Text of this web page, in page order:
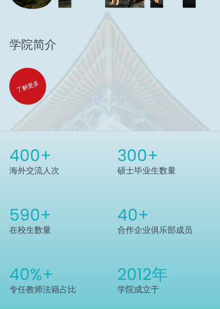
学院简介
了解更多
400+
海外交流人次
300+
硕士毕业生数量
590+
在校生数量
40+
合作企业俱乐部成员
40%+
专任教师法籍占比
2012年
学院成立于